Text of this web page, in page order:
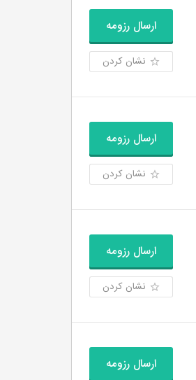
ارسال رزومه
نشان کردن
ارسال رزومه
نشان کردن
ارسال رزومه
نشان کردن
ارسال رزومه